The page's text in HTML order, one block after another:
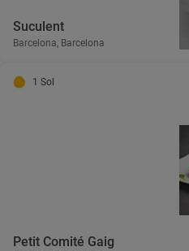
Suculent
Barcelona, Barcelona
1 Sol
Petit Comité Gaig